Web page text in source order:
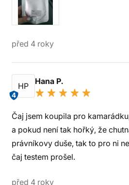
před 4 roky
HP
4
Hana P.
Čaj jsem koupila pro
a pokud není tak hořký, že
právníkovy duše, tak to pro ni
čaj testem prošel.
před 4 roky